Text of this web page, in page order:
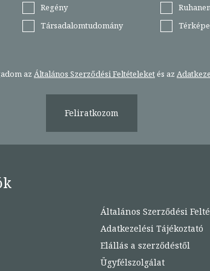
Regény
Társadalomtudomány
az Általános Szerződési Feltételeketés az
Feliratkozom
Általános Szerződési
Adatkezelési Tájékoztató
Elállás a szerződéstől
Ügyfélszolgálat